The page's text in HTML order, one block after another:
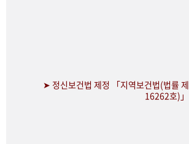
➤ 정신보건법 제정 「지역보건법(법률 제
16262호)」